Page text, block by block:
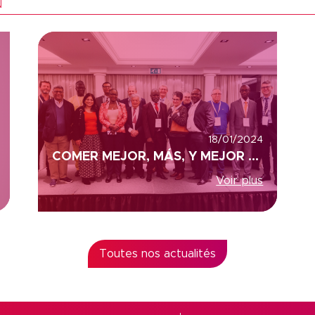
18/01/2024
COMER MEJOR, MÁS, Y MEJOR VIVIR SALUD, COLEAD Y ACP, (ÁFRICA, CARIBE Y PACÍFICO)
Voir plus
Toutes nos actualités
de confidentialité, en garantissant la conformité avec